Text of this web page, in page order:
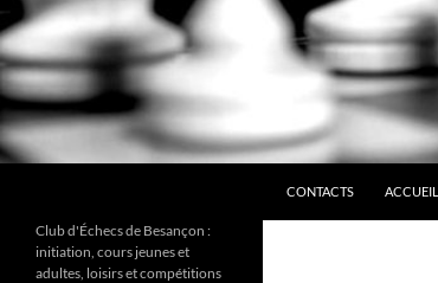
CONTACTS
ACCUEIL
Club d'Échecs de Besançon :
initiation, cours jeunes et
adultes, loisirs et compétitions